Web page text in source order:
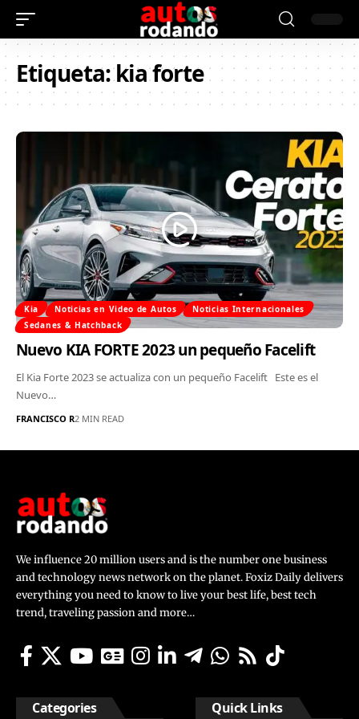
Etiqueta:kia forte
Kia Noticias en Video de Autos
Noticias Internacionales
Sedanes & Hatchback
Nuevo KIA FORTE 2023 un pequeño Facelift
El Kia Forte 2023 se actualiza con un pequeño Facelift Este es el
Nuevo…
FRANCISCO R2 MIN READ
We influence 20 million users and is the number one business
and technology news network on the planet. Foxiz Daily delivers
everything you need to know to live your best life, best tech
trend, traveling passion and more…
Categories Quick Links